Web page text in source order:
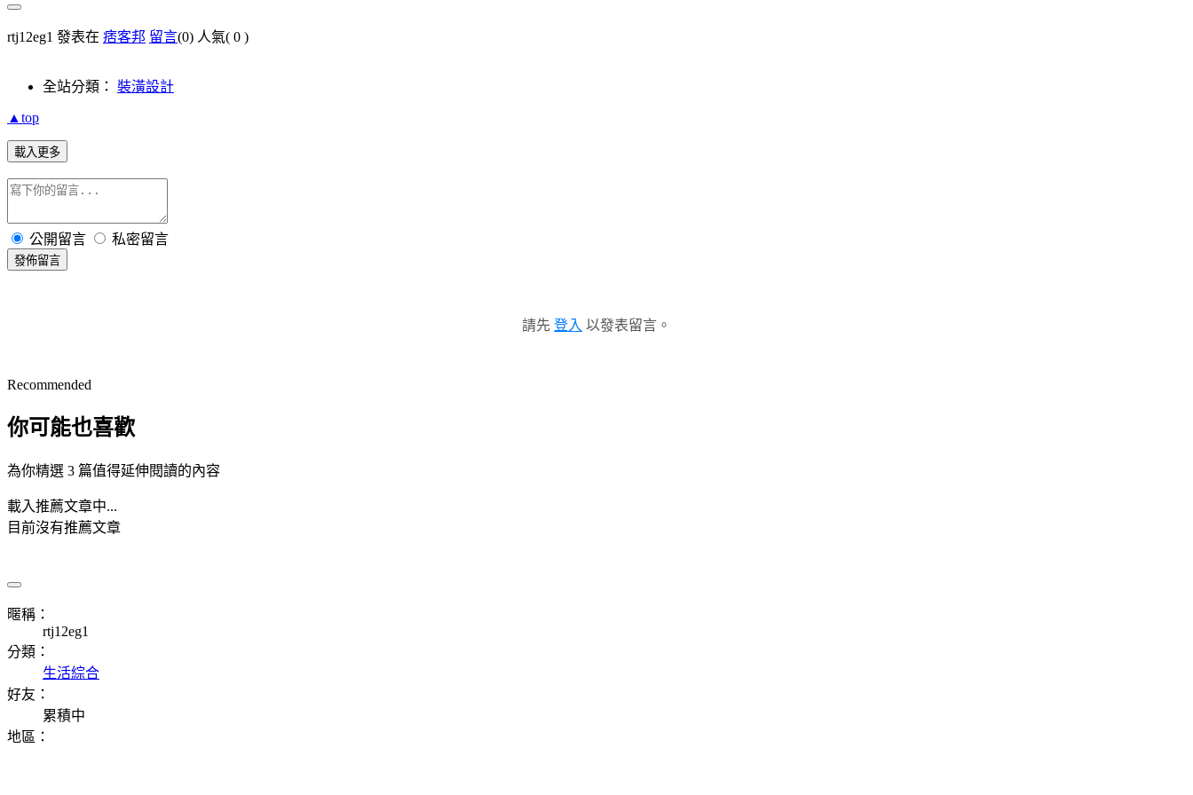
rtj12eg1 發表在 痞客邦 留言(0) 人氣( 0 )
全站分類： 裝潢設計
▲top
載入更多
公開留言 私密留言
發佈留言
請先 登入 以發表留言。
Recommended
你可能也喜歡
為你精選 3 篇值得延伸閱讀的內容
載入推薦文章中...
目前沒有推薦文章
暱稱：
rtj12eg1
分類：
生活綜合
好友：
累積中
地區：